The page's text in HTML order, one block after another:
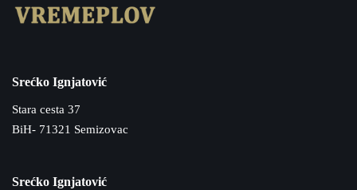
Srećko Ignjatović
Stara cesta 37
BiH- 71321 Semizovac
Srećko Ignjatović